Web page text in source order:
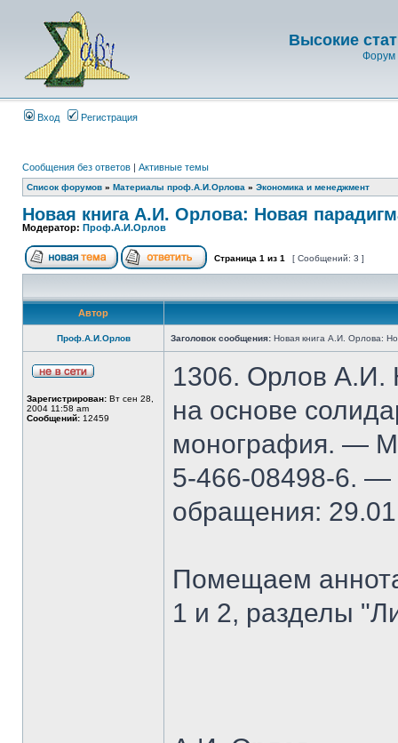
Высокие
Форум
Вход Регистрация
Сообщения без ответов | Активные темы
Список форумов » Материалы проф.А.И.Орлова » Экономика и менеджмент
Новая книга А.И. Орлова: Новая
Модератор: Проф.А.И.Орлов
Страница 1 из 1 [ Сообщений: 3 ]
Автор
Проф.А.И.Орлов Заголовок сообщения: Новая книга А.И. Орлова:
Зарегистрирован: Вт сен 28,
2004 11:58 am
Сообщений: 12459
1306. Орлов А.И.
на основе
монография. —
5-466-08498-6.
обращения:
Помещаем
1 и 2, разделы